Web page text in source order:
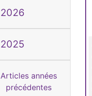
2026
2025
Articles années
précédentes